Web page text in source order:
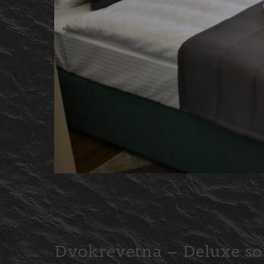
Dvokrevetna – Deluxe